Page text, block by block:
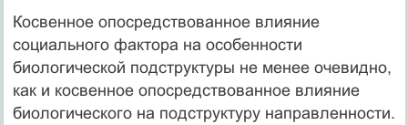
Косвенное опосредствованное влияние
социального фактора на особенности
биологической подструктуры не менее очевидно,
как и косвенное опосредствованное влияние
биологического на подструктуру направленности.